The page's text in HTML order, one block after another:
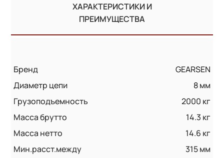
ХАРАКТЕРИСТИКИ И
ПРЕИМУЩЕСТВА
Бренд
GEARSEN
Диаметр цепи
8 мм
Грузоподъемность
2000 кг
Масса брутто
14.3 кг
Масса нетто
14.6 кг
Мин.расст.между
315 мм